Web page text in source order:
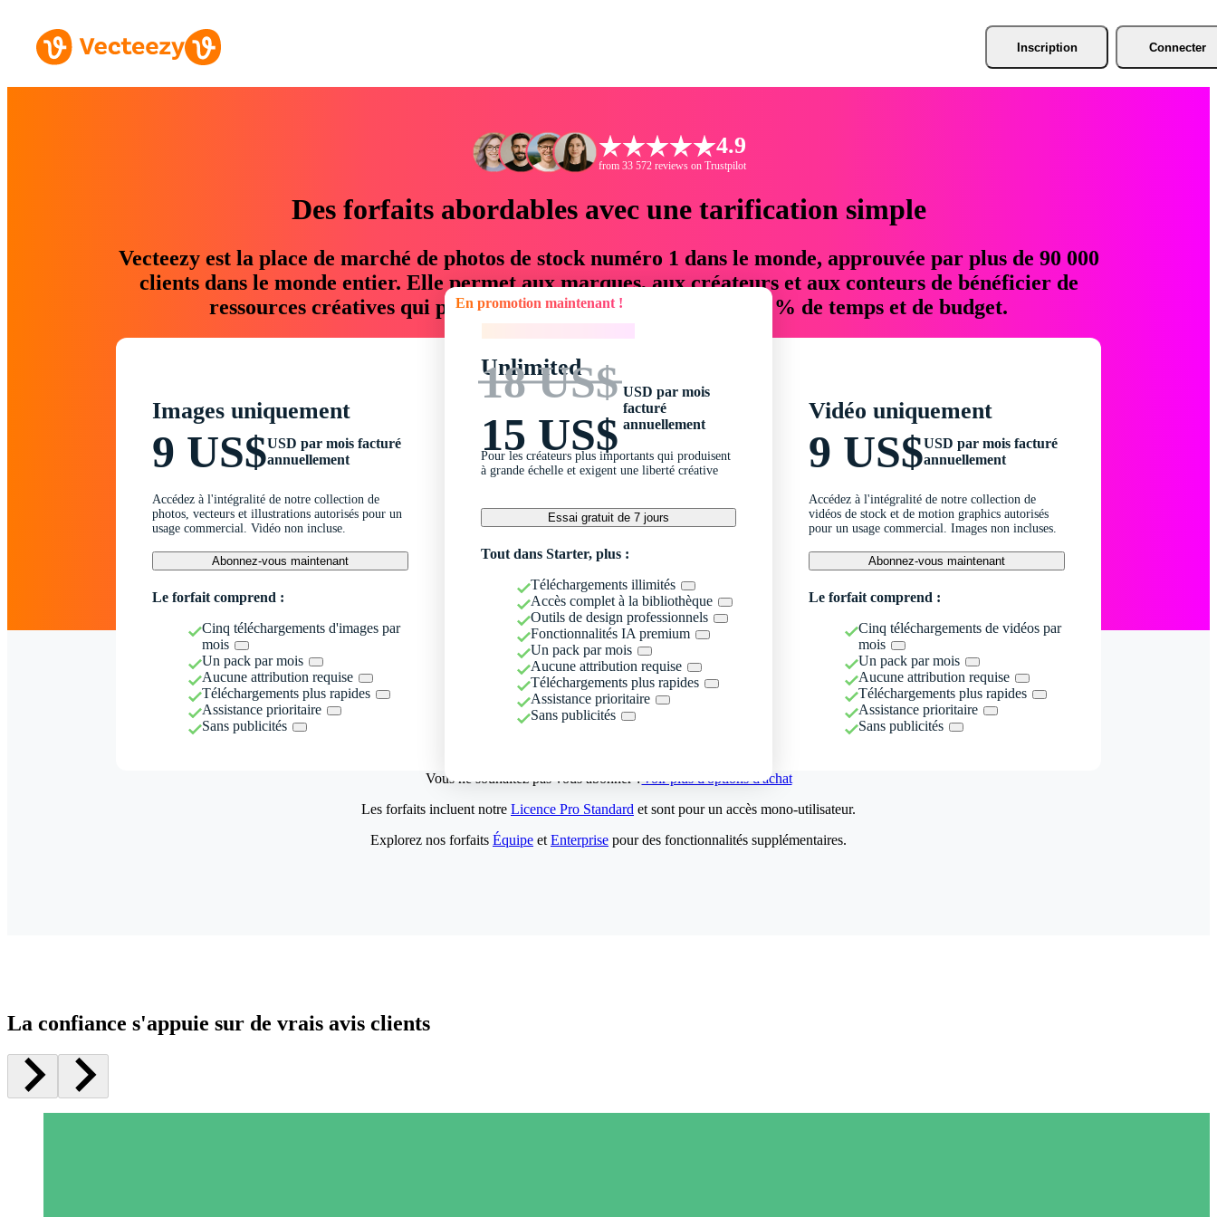
Inscription Connecter
4.9
from 33 572 reviews on Trustpilot
Des forfaits abordables avec une tarification simple
Vecteezy est la place de marché de photos de stock numéro 1 dans le monde, approuvée par plus de 90 000
clients dans le monde entier. Elle permet aux marques, aux créateurs et aux conteurs de bénéficier de
ressources créatives qui permettent d'économiser jusqu'à 76 % de temps et de budget.
Images uniquement
9 US$USD par mois facturé
annuellement
Accédez à l'intégralité de notre collection de
photos, vecteurs et illustrations autorisés pour un
usage commercial. Vidéo non incluse.
Abonnez-vous maintenant
Le forfait comprend :
Cinq téléchargements d'images par
mois
Un pack par mois
Aucune attribution requise
Téléchargements plus rapides
Assistance prioritaire
Sans publicités
En promotion maintenant !
Unlimited
18 US$
15 US$
USD par mois
facturé
annuellement
Pour les créateurs plus importants qui produisent
à grande échelle et exigent une liberté créative
Essai gratuit de 7 jours
Tout dans Starter, plus :
Téléchargements illimités
Accès complet à la bibliothèque
Outils de design professionnels
Fonctionnalités IA premium
Un pack par mois
Aucune attribution requise
Téléchargements plus rapides
Assistance prioritaire
Sans publicités
Vidéo uniquement
9 US$USD par mois facturé
annuellement
Accédez à l'intégralité de notre collection de
vidéos de stock et de motion graphics autorisés
pour un usage commercial. Images non incluses.
Abonnez-vous maintenant
Le forfait comprend :
Cinq téléchargements de vidéos par
mois
Un pack par mois
Aucune attribution requise
Téléchargements plus rapides
Assistance prioritaire
Sans publicités
Vous ne souhaitez pas vous abonner ?Voir plus d'options d'achat
Les forfaits incluent notre Licence Pro Standard et sont pour un accès mono-utilisateur.
Explorez nos forfaits Équipe et Enterprise pour des fonctionnalités supplémentaires.
La confiance s'appuie sur de vrais avis clients